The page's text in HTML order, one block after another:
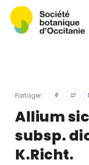
Herbier PCPR
Ressources
Actualités et
Partager :
Allium
subsp.
K.Richt.